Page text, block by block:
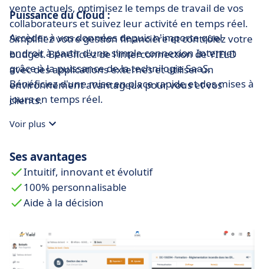
vente actuels, optimisez le temps de travail de vos
collaborateurs et suivez leur activité en temps réel.
Simplifiez votre gestion financière et contrôlez votre
budget. Bénéficiez de l'interconnection de YIELD
avec des applications externes et utiliser un
environnement avantageux pour vous et vos
clients.
Puissance du Cloud :
Accèder à vos données depuis n'importe quel
endroit à partir d'une simple connexion Internet
grâce à la puissance de la technilogie SaaS.
Bénéficiez d'une mise en place rapide et des mises à
jours en temps réel.
Voir plus
Ses avantages
Intuitif, innovant et évolutif
100% personnalisable
Aide à la décision